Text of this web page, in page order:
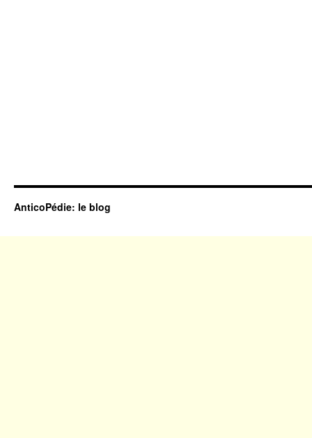
AnticoPédie: le blog